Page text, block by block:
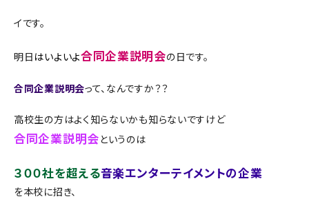
イです。
明日 はいよいよ合同企業説明会の日です。
合同企業説明会って、なんですか？？
高校生の方はよく知らないかも知らないですけど
合同企業説明会というのは
３００社を超える音楽エンターテイメントの企業
を本校に招き、